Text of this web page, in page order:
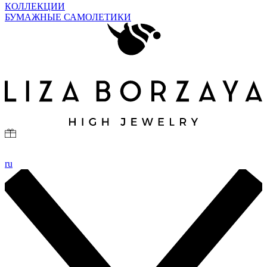
КОЛЛЕКЦИИ
БУМАЖНЫЕ САМОЛЕТИКИ
ru